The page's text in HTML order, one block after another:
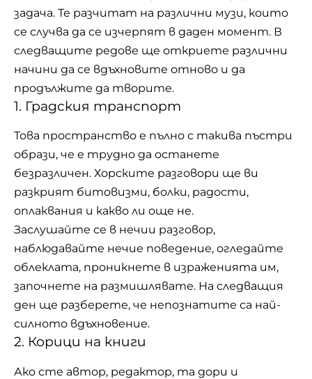
задача. Те разчитат на различни музи, които
се случва да се изчерпят в даден момент. В
следващите редове ще откриете различни
начини да се вдъхновите отново и да
продължите да творите.
1. Градския транспорт
Това пространство е пълно с такива пъстри
образи, че е трудно да останете
безразличен. Хорските разговори ще ви
разкрият битовизми, болки, радости,
оплаквания и какво ли още не.
Заслушайте се в нечии разговор,
наблюдавайте нечие поведение, огледайте
облеклата, проникнете в израженията им,
започнете на размишлявате. На следващия
ден ще разберете, че непознатите са най-
силното вдъхновение.
2. Корици на книги
Ако сте автор, редактор, та дори и